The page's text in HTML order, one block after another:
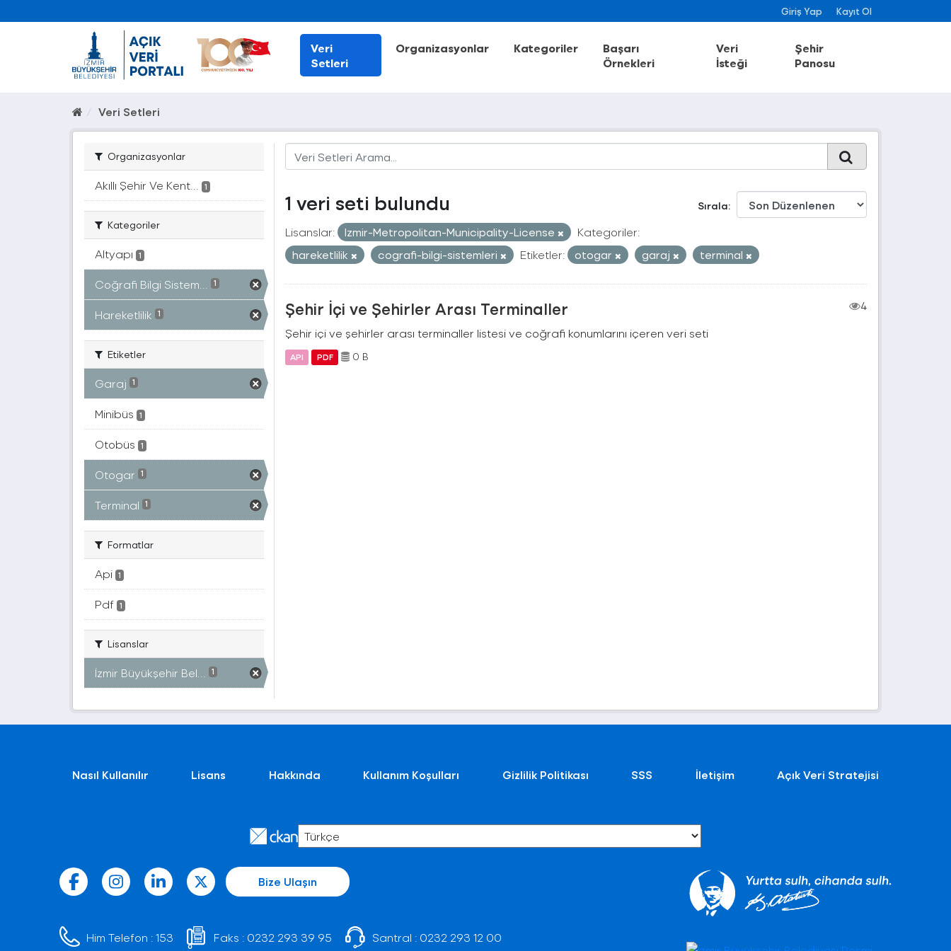
Giriş Yap Kayıt Ol
Veri
Setleri
Organizasyonlar Kategoriler
Başarı
Örnekleri
Veri
İsteği
Şehir
Panosu
Veri Setleri
Organizasyonlar
Akıllı Şehir Ve Kent... 1
Kategoriler
Altyapı 1
Coğrafi Bilgi Sistem... 1
Hareketlilik 1
Etiketler
Garaj 1
Minibüs 1
Otobüs 1
Otogar 1
Terminal 1
Formatlar
Api 1
Pdf 1
Lisanslar
İzmir Büyükşehir Bel... 1
Sırala
1 veri seti bulundu
Lisanslar: Izmir-Metropolitan-Municipality-License
Kategoriler:
hareketlilik
cografi-bilgi-sistemleri Etiketler: otogar garaj terminal
Şehir İçi ve Şehirler Arası Terminaller
4
Şehir içi ve şehirler arası terminaller listesi ve coğrafi konumlarını içeren veri seti
API PDF 0 B
Nasıl Kullanılır Lisans Hakkında Kullanım Koşulları Gizlilik Politikası SSS İletişim Açık Veri Stratejisi
Bize Ulaşın
Him Telefon :153 Faks : 0232 293 39 95 Santral : 0232 293 12 00